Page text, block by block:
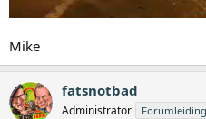
Mike
fatsnotbad
Administrator Forumleiding